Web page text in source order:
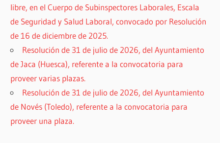
libre, en el Cuerpo de Subinspectores Laborales, Escala
de Seguridad y Salud Laboral, convocado por Resolución
de 16 de diciembre de 2025.
Resolución de 31 de julio de 2026, del Ayuntamiento
de Jaca (Huesca), referente a la convocatoria para
proveer varias plazas.
Resolución de 31 de julio de 2026, del Ayuntamiento
de Novés (Toledo), referente a la convocatoria para
proveer una plaza.